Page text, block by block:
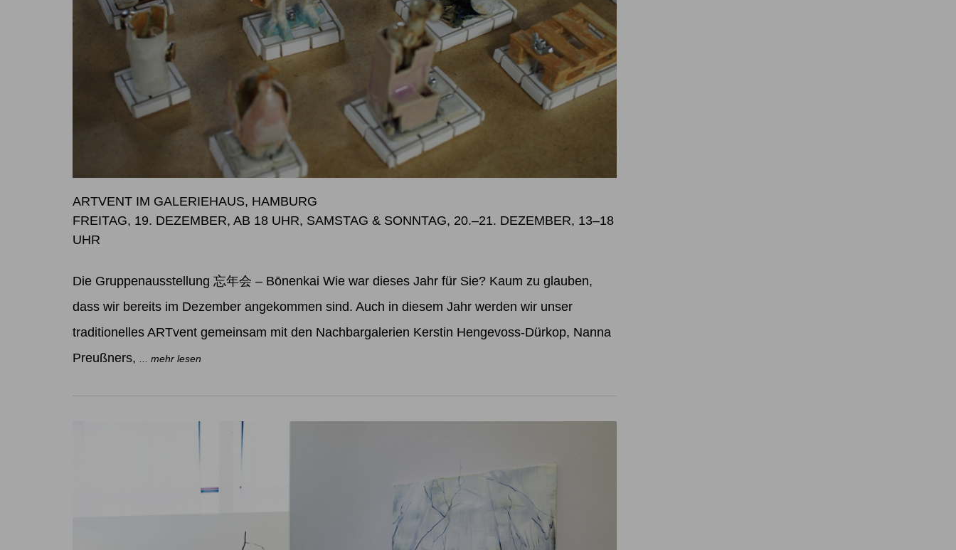
ARTVENT IM GALERIEHAUS, HAMBURG
FREITAG, 19. DEZEMBER, AB 18 UHR, SAMSTAG & SONNTAG, 20.–21. DEZEMBER, 13–18
UHR
Die Gruppenausstellung 忘年会 – Bōnenkai Wie war dieses Jahr für Sie? Kaum zu glauben,
dass wir bereits im Dezember angekommen sind. Auch in diesem Jahr werden wir unser
traditionelles ARTvent gemeinsam mit den Nachbargalerien Kerstin Hengevoss-Dürkop, Nanna
Preußners, ... mehr lesen